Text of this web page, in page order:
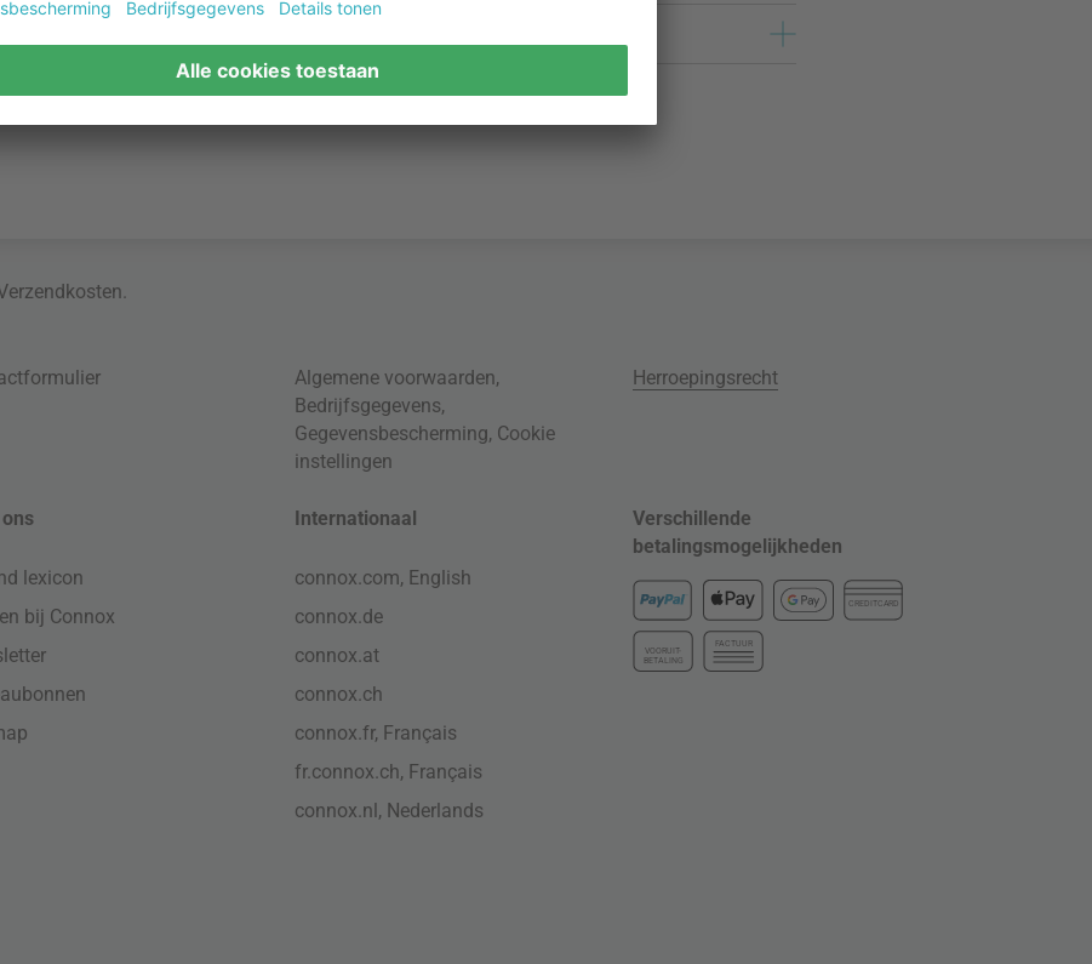
.
Algemene voorwaarden,
Bedrijfsgegevens,
Gegevensbescherming, Cookie
instellingen
Herroepingsrecht
lexicon
bij Connox
Internationaal
connox.com, English
connox.de
connox.at
connox.ch
connox.fr, Français
fr.connox.ch, Français
connox.nl, Nederlands
Verschillende
betalingsmogelijkheden
CREDITCARD
VOORUIT-
BETALING
FACTUUR